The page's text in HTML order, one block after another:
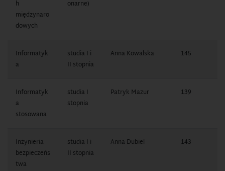
h
międzynaro
dowych
onarne)
Informatyk
a
studia I i
II stopnia
Anna Kowalska 145
Informatyk
a
stosowana
studia I
stopnia
Patryk Mazur 139
Inżynieria
bezpieczeńs
twa
studia I i
II stopnia
Anna Dubiel 143